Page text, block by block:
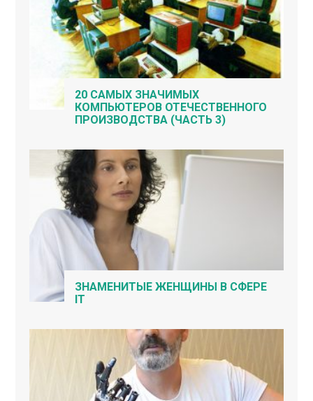
20 САМЫХ ЗНАЧИМЫХ
КОМПЬЮТЕРОВ ОТЕЧЕСТВЕННОГО
ПРОИЗВОДСТВА (ЧАСТЬ 3)
ЗНАМЕНИТЫЕ ЖЕНЩИНЫ В СФЕРЕ
IT